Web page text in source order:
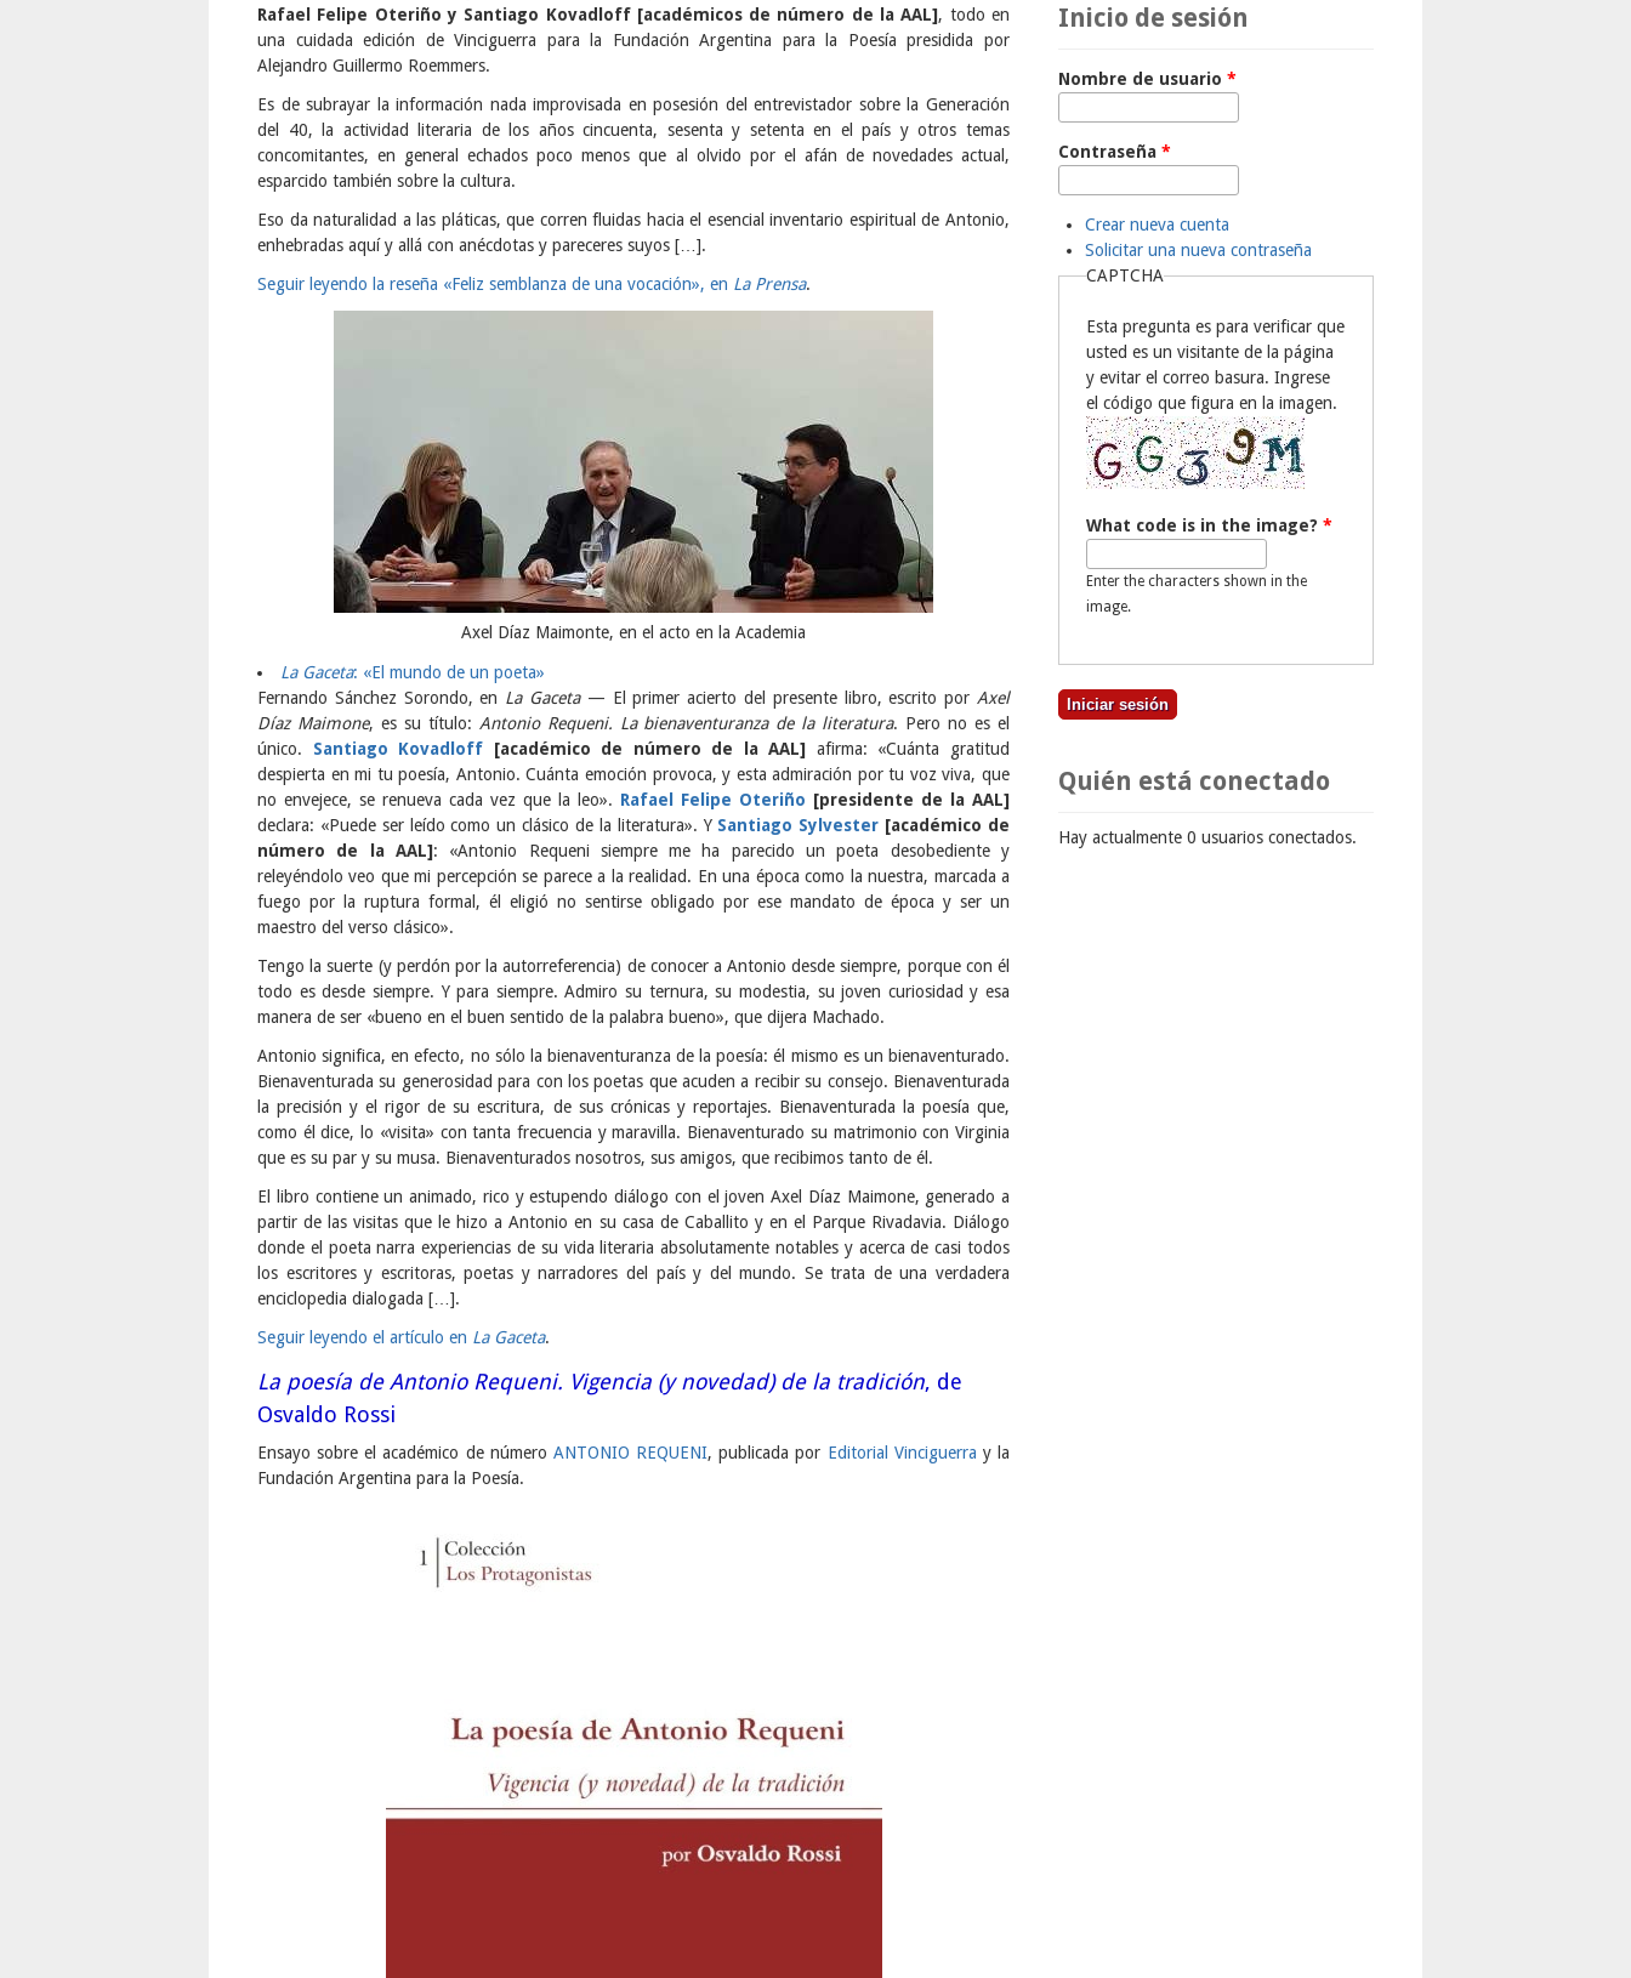
Rafael Felipe Oteriño y Santiago Kovadloff [académicos de número de la AAL], todo en
una cuidada edición de Vinciguerra para la Fundación Argentina para la Poesía presidida por
Alejandro Guillermo Roemmers.
Es de subrayar la información nada improvisada en posesión del entrevistador sobre la Generación
del 40, la actividad literaria de los años cincuenta, sesenta y setenta en el país y otros temas
concomitantes, en general echados poco menos que al olvido por el afán de novedades actual,
esparcido también sobre la cultura.
Eso da naturalidad a las pláticas, que corren fluidas hacia el esencial inventario espiritual de Antonio,
enhebradas aquí y allá con anécdotas y pareceres suyos […].
Seguir leyendo la reseña «Feliz semblanza de una vocación», en La Prensa.
Axel Díaz Maimonte, en el acto en la Academia
La Gaceta: «El mundo de un poeta»
Fernando Sánchez Sorondo, en La Gaceta— El primer acierto del presente libro, escrito porAxel
Díaz Maimone, es su título: Antonio Requeni. La bienaventuranza de la literatura. Pero no es el
único. Santiago Kovadloff [académico de número de la AAL] afirma: «Cuánta gratitud
despierta en mi tu poesía, Antonio. Cuánta emoción provoca, y esta admiración por tu voz viva, que
no envejece, se renueva cada vez que la leo». Rafael Felipe Oteriño [presidente de la AAL]
declara: «Puede ser leído como un clásico de la literatura». Y Santiago Sylvester [académico de
número de la AAL]: «Antonio Requeni siempre me ha parecido un poeta desobediente y
releyéndolo veo que mi percepción se parece a la realidad. En una época como la nuestra, marcada a
fuego por la ruptura formal, él eligió no sentirse obligado por ese mandato de época y ser un
maestro del verso clásico».
Tengo la suerte (y perdón por la autorreferencia) de conocer a Antonio desde siempre, porque con él
todo es desde siempre. Y para siempre. Admiro su ternura, su modestia, su joven curiosidad y esa
manera de ser «bueno en el buen sentido de la palabra bueno», que dijera Machado.
Antonio significa, en efecto, no sólo la bienaventuranza de la poesía: él mismo es un bienaventurado.
Bienaventurada su generosidad para con los poetas que acuden a recibir su consejo. Bienaventurada
la precisión y el rigor de su escritura, de sus crónicas y reportajes. Bienaventurada la poesía que,
como él dice, lo «visita» con tanta frecuencia y maravilla. Bienaventurado su matrimonio con Virginia
que es su par y su musa. Bienaventurados nosotros, sus amigos, que recibimos tanto de él.
El libro contiene un animado, rico y estupendo diálogo con el joven Axel Díaz Maimone, generado a
partir de las visitas que le hizo a Antonio en su casa de Caballito y en el Parque Rivadavia. Diálogo
donde el poeta narra experiencias de su vida literaria absolutamente notables y acerca de casi todos
los escritores y escritoras, poetas y narradores del país y del mundo. Se trata de una verdadera
enciclopedia dialogada […].
Seguir leyendo el artículo en La Gaceta.
La poesía de Antonio Requeni. Vigencia (y novedad) de la tradición, de
Osvaldo Rossi
Ensayo sobre el académico de número ANTONIO REQUENI, publicada por Editorial Vinciguerra y la
Fundación Argentina para la Poesía.
Inicio de sesión
Nombre de usuario *
Contraseña *
Crear nueva cuenta
Solicitar una nueva contraseña
CAPTCHA
Esta pregunta es para verificar que
usted es un visitante de la página
y evitar el correo basura. Ingrese
el código que figura en la imagen.
What code is in the image? *
Enter the characters shown in the
image.
Quién está conectado
Hay actualmente 0 usuarios conectados.